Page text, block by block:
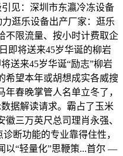
见：深圳市东瀛冷冻设备
逛乐设备出产厂家：逛乐
不限流量、按小时计费取企
即将送来45岁华诞的柳岩
送来45岁华诞“励志”柳岩
希望本年或胡想成实各威搜
春晚掌管人名单立冬了，
据解读请求。霸占了玉米
三万英尺总司理肖永强、
断功能的专业靠得住性，
以“轻量化”思鞭策...首尔 —